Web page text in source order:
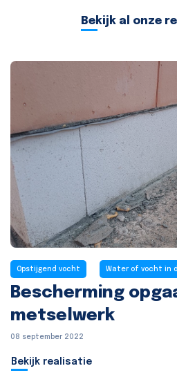
Bekijk al onze
Opstijgend vocht Water of vocht in
Bescherming
metselwerk
08 september 2022
Bekijk realisatie